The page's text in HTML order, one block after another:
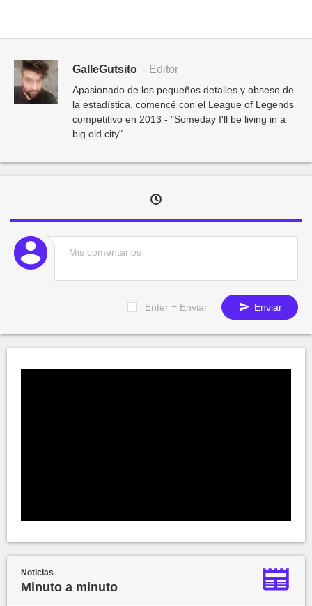
GalleGutsito - Editor
Apasionado de los pequeños detalles y obseso de
la estadística, comencé con el League of Legends
competitivo en 2013 - "Someday I'll be living in a
big old city"
Enter = Enviar Enviar
Noticias
Minuto a minuto